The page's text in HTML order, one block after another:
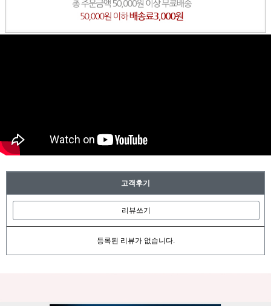
고객후기
리뷰쓰기
등록된 리뷰가 없습니다.